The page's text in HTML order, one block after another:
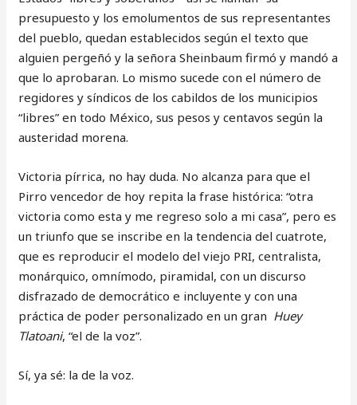
presupuesto y los emolumentos de sus representantes
del pueblo, quedan establecidos según el texto que
alguien pergeñó y la señora Sheinbaum firmó y mandó a
que lo aprobaran. Lo mismo sucede con el número de
regidores y síndicos de los cabildos de los municipios
“libres” en todo México, sus pesos y centavos según la
austeridad morena.
Victoria pírrica, no hay duda. No alcanza para que el
Pirro vencedor de hoy repita la frase histórica: “otra
victoria como esta y me regreso solo a mi casa”, pero es
un triunfo que se inscribe en la tendencia del cuatrote,
que es reproducir el modelo del viejo PRI, centralista,
monárquico, omnímodo, piramidal, con un discurso
disfrazado de democrático e incluyente y con una
práctica de poder personalizado en un gran Huey
Tlatoani, “el de la voz”.
Sí, ya sé: la de la voz.